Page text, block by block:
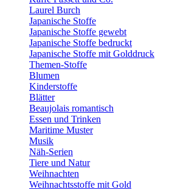
Laurel Burch
Japanische Stoffe
Japanische Stoffe gewebt
Japanische Stoffe bedruckt
Japanische Stoffe mit Golddruck
Themen-Stoffe
Blumen
Kinderstoffe
Blätter
Beaujolais romantisch
Essen und Trinken
Maritime Muster
Musik
Näh-Serien
Tiere und Natur
Weihnachten
Weihnachtsstoffe mit Gold